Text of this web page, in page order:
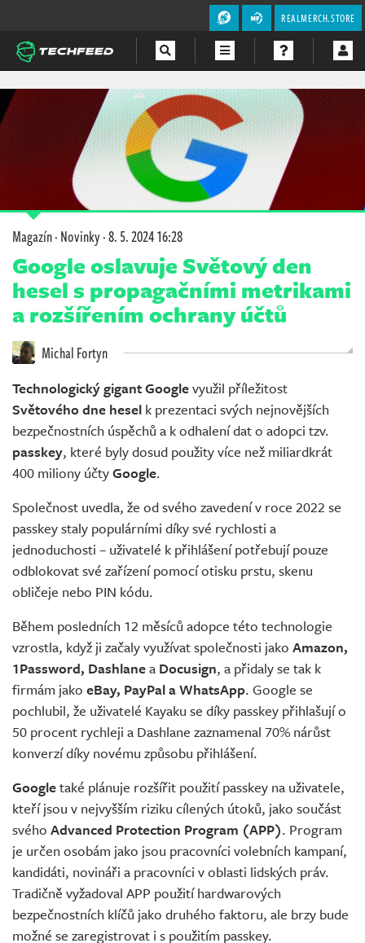
REALMERCH.STORE
Magazín
Videa
Soutěže
Magazín·Novinky·8. 5. 2024 16:28
Google oslavuje Světový den
hesel s propagačními metrikami
a rozšířením ochrany účtů
Michal Fortyn
Technologický gigant Googlevyužil příležitost
Světového dne hesel k prezentaci svých nejnovějších
bezpečnostních úspěchů a k odhalení dat o adopci tzv.
passkey, které byly dosud použity více než miliardkrát
400 miliony účtyGoogle.
Společnost uvedla, že od svého zavedení v roce 2022 se
passkey staly populárními díky své rychlosti a
jednoduchosti – uživatelé k přihlášení potřebují pouze
odblokovat své zařízení pomocí otisku prstu, skenu
obličeje nebo PIN kódu.
Během posledních 12 měsíců adopce této technologie
vzrostla, když ji začaly využívat společnosti jako Amazon,
1Password, Dashlanea Docusign, a přidaly se tak k
firmám jako eBay, PayPal a WhatsApp. Google se
pochlubil, že uživatelé Kayaku se díky passkey přihlašují o
50 procent rychleji a Dashlane zaznamenal 70% nárůst
konverzí díky novému způsobu přihlášení.
Googletaké plánuje rozšířit použití passkey na uživatele,
kteří jsou v nejvyšším riziku cílených útoků, jako součást
svého Advanced Protection Program (APP). Program
je určen osobám jako jsou pracovníci volebních kampaní,
kandidáti, novináři a pracovníci v oblasti lidských práv.
Tradičně vyžadoval APP použití hardwarových
bezpečnostních klíčů jako druhého faktoru, ale brzy bude
možné se zaregistrovat i s použitím passkey.